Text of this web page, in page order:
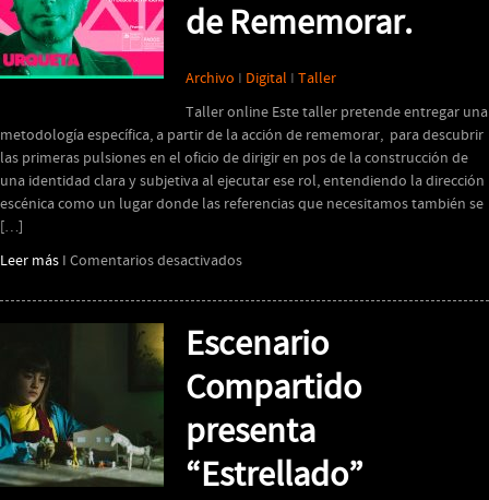
de
traducción
de Rememorar.
Archivo I Digital I Taller
Taller online Este taller pretende entregar una
metodología específica, a partir de la acción de rememorar, para descubrir
las primeras pulsiones en el oficio de dirigir en pos de la construcción de
una identidad clara y subjetiva al ejecutar ese rol, entendiendo la dirección
escénica como un lugar donde las referencias que necesitamos también se
[…]
Leer más I Comentarios desactivadosen
dirección
y
la
acción
de
Rememorar.
Escenario
Compartido
presenta
“Estrellado”